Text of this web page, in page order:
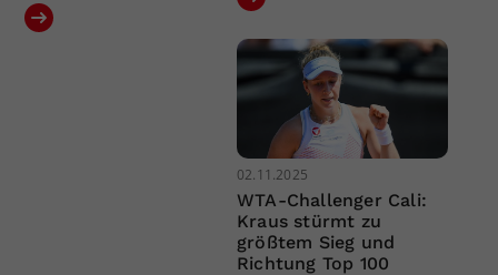
02.11.2025
WTA-Challenger Cali:
Kraus stürmt zu
größtem Sieg und
Richtung Top 100